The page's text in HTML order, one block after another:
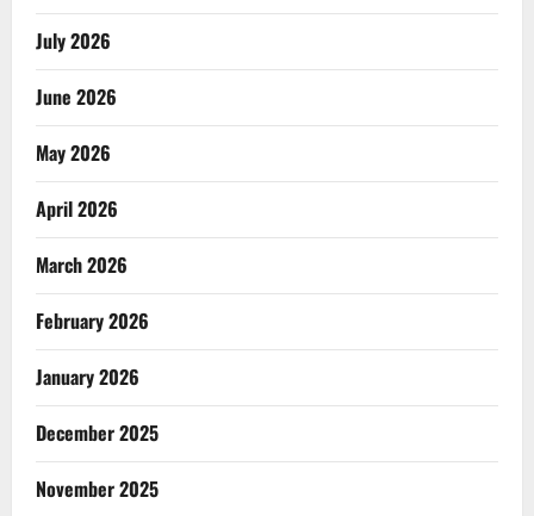
July 2026
June 2026
May 2026
April 2026
March 2026
February 2026
January 2026
December 2025
November 2025